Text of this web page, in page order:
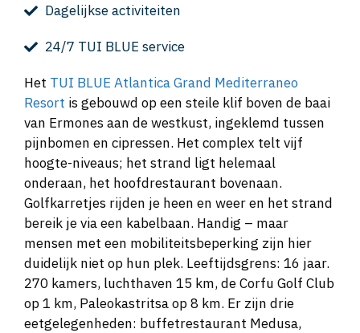
Dagelijkse activiteiten
24/7 TUI BLUE service
Het TUI BLUE Atlantica Grand Mediterraneo
Resort is gebouwd op een steile klif boven de baai
van Ermones aan de westkust, ingeklemd tussen
pijnbomen en cipressen. Het complex telt vijf
hoogte-niveaus; het strand ligt helemaal
onderaan, het hoofdrestaurant bovenaan.
Golfkarretjes rijden je heen en weer en het strand
bereik je via een kabelbaan. Handig – maar
mensen met een mobiliteitsbeperking zijn hier
duidelijk niet op hun plek. Leeftijdsgrens: 16 jaar.
270 kamers, luchthaven 15 km, de Corfu Golf Club
op 1 km, Paleokastritsa op 8 km. Er zijn drie
eetgelegenheden: buffetrestaurant Medusa,